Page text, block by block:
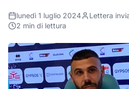
lunedì 1 luglio 2024
Lettera
2 min di lettura